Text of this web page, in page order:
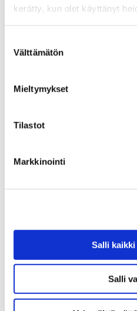
kerätty, kun olet käyttänyt
valinta
Välttämätön
Mieltymykset
Tilastot
Markkinointi
Salli kaikki
Salli
Meet AI frontrunners
growth opportunities.
ecosystem today
Join the ecosystem